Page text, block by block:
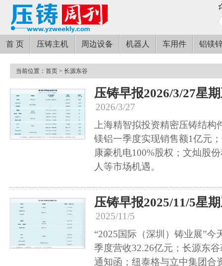
首 页 压铸主机 周边设备 机器人 车用件 铝镁
当前位置： 首页 > 长源东谷
压铸早报2026/3/27星
2026/3/27
上海精智拟投资精密压铸结
镁铝一季度实现销售额1亿元
康豪机电100%股权；文灿股
人等市场机遇。
压铸早报2025/11/5星
2025/11/5
“2025国际（深圳）铸业展”今
季度营收32.26亿元；长源东
通知函；纽泰格与立中集团合